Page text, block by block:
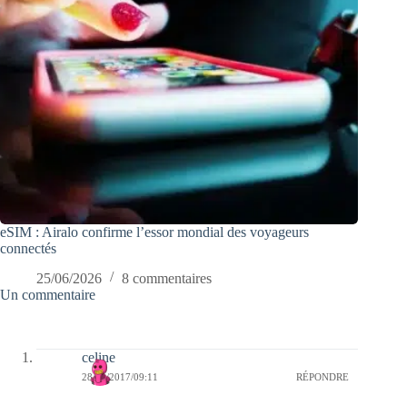
eSIM : Airalo confirme l’essor mondial des voyageurs
connectés
25/06/2026
8 commentaires
Un commentaire
celine
28/02/2017/09:11 RÉPONDRE